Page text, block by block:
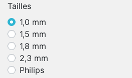
Tailles
1,0 mm
1,5 mm
1,8 mm
2,3 mm
Philips